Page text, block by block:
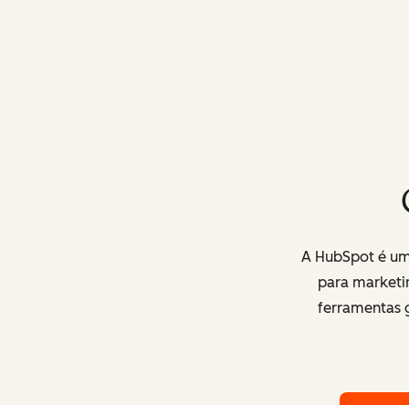
A HubSpot é
para
ferramentas